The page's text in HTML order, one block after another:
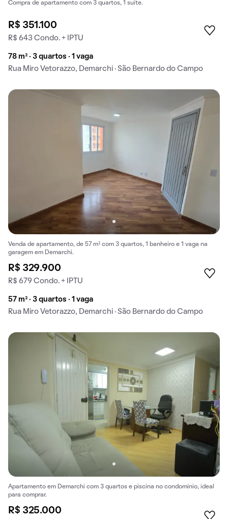
Compra de apartamento com 3 quartos, 1 suíte.
R$ 351.100
R$ 643 Condo. + IPTU
78 m² · 3 quartos · 1 vaga
Rua Miro Vetorazzo, Demarchi · São Bernardo do Campo
Venda de apartamento, de 57 m² com 3 quartos, 1 banheiro e 1 vaga na
garagem em Demarchi.
R$ 329.900
R$ 679 Condo. + IPTU
57 m² · 3 quartos · 1 vaga
Rua Miro Vetorazzo, Demarchi · São Bernardo do Campo
Apartamento em Demarchi com 3 quartos e piscina no condomínio, ideal
para comprar.
R$ 325.000